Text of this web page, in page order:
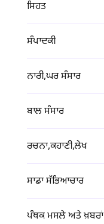
ਸਿਹਤ
ਸੰਪਾਦਕੀ
ਨਾਰੀ,ਘਰ ਸੰਸਾਰ
ਬਾਲ ਸੰਸਾਰ
ਰਚਨਾ,ਕਹਾਣੀ,ਲੇਖ
ਸਾਡਾ ਸੱਭਿਆਚਾਰ
ਪੰਥਕ ਮਸਲੇ ਅਤੇ ਖ਼ਬਰਾਂ